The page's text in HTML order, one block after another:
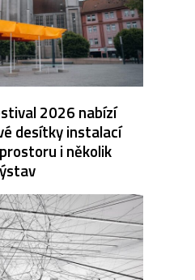
2026 nabízí
desítky instalací
i několik